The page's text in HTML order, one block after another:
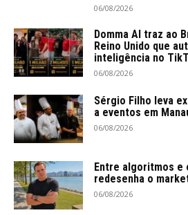
06/08/2026
Domma AI traz ao
Reino Unido que
inteligência no
06/08/2026
Sérgio Filho leva
a eventos em
06/08/2026
Entre algoritmos
redesenha o
06/08/2026